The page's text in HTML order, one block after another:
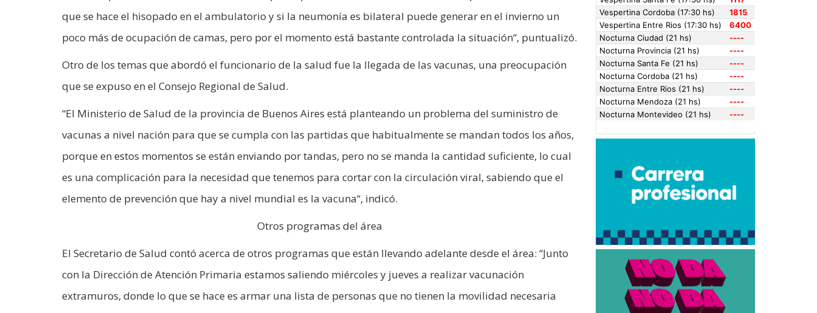
que se hace el hisopado en el ambulatorio y si la neumonía es bilateral puede generar en el invierno un
poco más de ocupación de camas, pero por el momento está bastante controlada la situación“, puntualizó.
Otro de los temas que abordó el funcionario de la salud fue la llegada de las vacunas, una preocupación
que se expuso en el Consejo Regional de Salud.
“El Ministerio de Salud de la provincia de Buenos Aires está planteando un problema del suministro de
vacunas a nivel nación para que se cumpla con las partidas que habitualmente se mandan todos los años,
porque en estos momentos se están enviando por tandas, pero no se manda la cantidad suficiente, lo cual
es una complicación para la necesidad que tenemos para cortar con la circulación viral, sabiendo que el
elemento de prevención que hay a nivel mundial es la vacuna“, indicó.
Otros programas del área
El Secretario de Salud contó acerca de otros programas que están llevando adelante desde el área: “Junto
con la Dirección de Atención Primaria estamos saliendo miércoles y jueves a realizar vacunación
extramuros, donde lo que se hace es armar una lista de personas que no tienen la movilidad necesaria